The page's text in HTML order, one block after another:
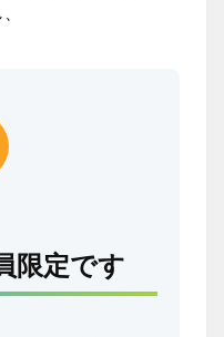
限定です